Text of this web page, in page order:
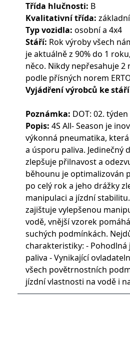
Třída hlučnosti: B
Kvalitativní třída: základní
Typ vozidla: osobní a 4x4
Stáří: Rok výroby všech
je aktuálně z 90% do 1
něco. Nikdy nepřesahuje 2
podle přísných norem
Vyjádření výrobců ke
Poznámka: DOT: 02.
Popis: 4S All- Season je
výkonná pneumatika,
a úsporu paliva. Jedinečný
zlepšuje přilnavost a
běhounu je optimalizován
po celý rok a jeho drážky
manipulaci a jízdní
zajištuje vylepšenou
vodě, vnější vzorek
suchých podmínkách.
charakteristiky: - Pohodlná
paliva - Vynikající
všech povětrnostních
jízdní vlastnosti na vodě i